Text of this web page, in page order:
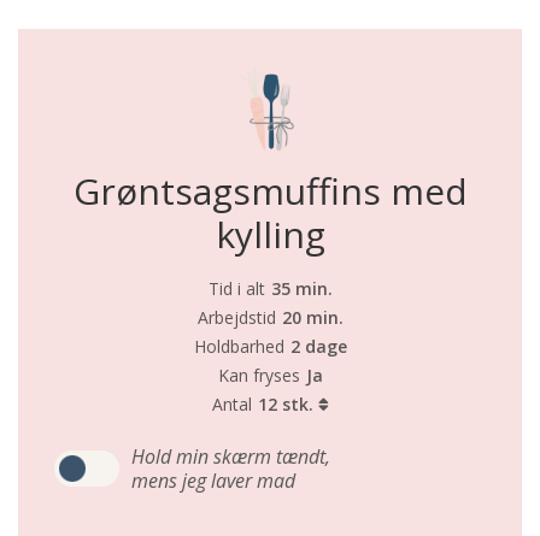
Grøntsagsmuffins med
kylling
Tid i alt 35 min.
Arbejdstid 20 min.
Holdbarhed 2 dage
Kan fryses Ja
Antal 12 stk.
Hold min skærm tændt,
mens jeg laver mad